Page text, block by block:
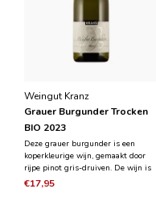
Weingut Kranz
Grauer Burgunder Trocken
BIO 2023
Deze grauer burgunder is een
koperkleurige wijn, gemaakt door
rijpe pinot gris-druiven. De wijn is
expressief, kruidig en heeft exotische
aroma's als kumqat en sinaasappel.
€17,95